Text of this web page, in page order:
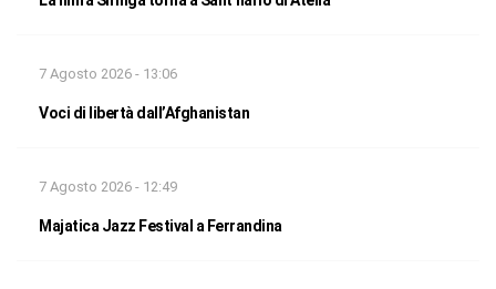
7 Agosto 2026 - 13:06
Voci di libertà dall’Afghanistan
7 Agosto 2026 - 12:49
Majatica Jazz Festival a Ferrandina